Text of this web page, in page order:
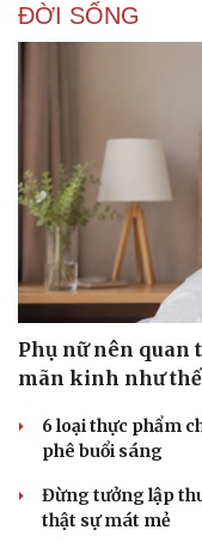
ĐỜI SỐNG
Phụ nữ nên quan
mãn kinh như thế
6 loại thực phẩm
phê buổi sáng
Đừng tưởng lập
thật sự mát mẻ